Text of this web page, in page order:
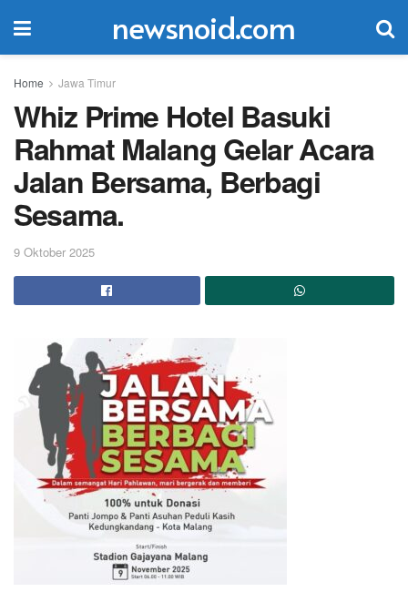
newsnoid.com
Home Jawa Timur
Whiz Prime Hotel Basuki
Rahmat Malang Gelar Acara
Jalan Bersama, Berbagi
Sesama.
9 Oktober 2025